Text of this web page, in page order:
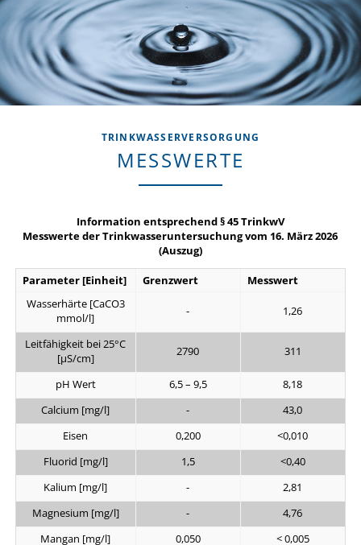
TRINKWASSERVERSORGUNG
MESSWERTE
Information entsprechend § 45 TrinkwV
Messwerte der Trinkwasseruntersuchung vom 16. März 2026
(Auszug)
Parameter [Einheit] Grenzwert
Messwert
Wasserhärte [CaCO3
mmol/l]
- 1,26
Leitfähigkeit bei 25°C
[µS/cm]
2790 311
pH Wert 6,5 – 9,5
8,18
Calcium [mg/l]
-
43,0
Eisen
0,200
<0,010
Fluorid [mg/l]
1,5
<0,40
Kalium [mg/l]
-
2,81
Magnesium [mg/l]
-
4,76
Mangan [mg/l]
0,050 < 0,005